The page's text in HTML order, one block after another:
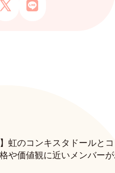
】虹のコンキスタドールと
や価値観に近いメンバー
診断がスタート！